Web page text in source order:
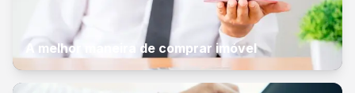
A melhor maneira de comprar imóvel